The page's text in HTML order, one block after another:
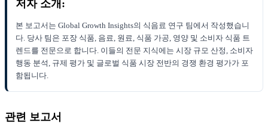
저자 소개:
본 보고서는 Global Growth Insights의 식음료 연구 팀에서 작성했습니
다. 당사 팀은 포장 식품, 음료, 원료, 식품 가공, 영양 및 소비자 식품 트
렌드를 전문으로 합니다. 이들의 전문 지식에는 시장 규모 산정, 소비자
행동 분석, 규제 평가 및 글로벌 식품 시장 전반의 경쟁 환경 평가가 포
함됩니다.
관련 보고서